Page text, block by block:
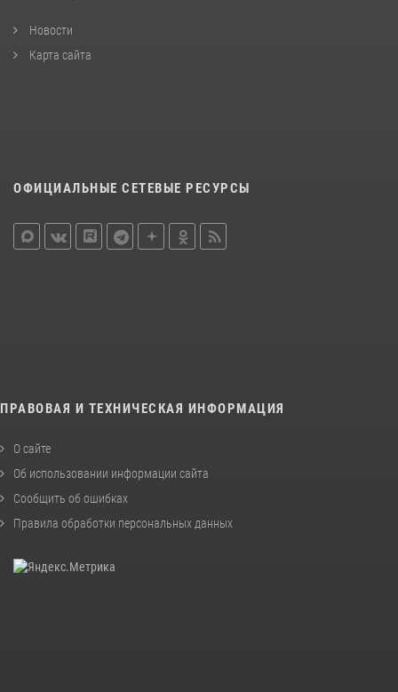
Новости
Карта сайта
ОФИЦИАЛЬНЫЕ СЕТЕВЫЕ РЕСУРСЫ
ПРАВОВАЯ И ТЕХНИЧЕСКАЯ ИНФОРМАЦИЯ
О сайте
Об использовании информации сайта
Сообщить об ошибках
Правила обработки персональных данных